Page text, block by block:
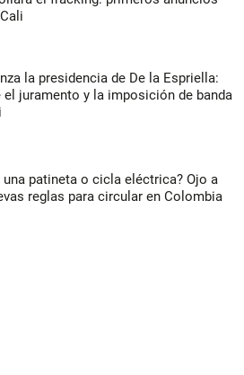
la presidencia de De la Espriella:
el juramento y la imposición de banda
una patineta o cicla eléctrica? Ojo a
reglas para circular en Colombia